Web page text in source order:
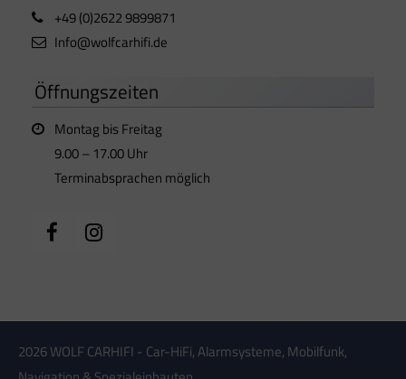
+49 (0)2622 9899871
Info@wolfcarhifi.de
Öffnungszeiten
Montag bis Freitag
9.00 – 17.00 Uhr
Terminabsprachen möglich
2026 WOLF CARHIFI - Car-HiFi, Alarmsysteme, Mobilfunk,